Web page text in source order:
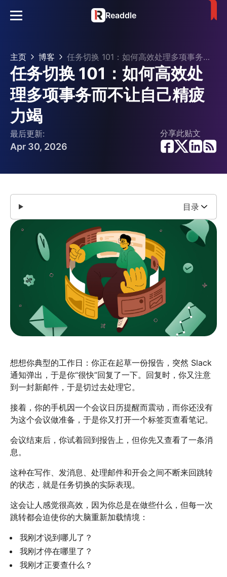
Readdle
主页 博客 任务切换 101：如何高效处理多项事务而不让自己精疲力竭
任务切换 101：如何高效处
理多项事务而不让自己精疲
力竭
最后更新:
Apr 30, 2026
分享此贴文
目录
想想你典型的工作日：你正在起草一份报告，突然 Slack
通知弹出，于是你“很快”回复了一下。回复时，你又注意
到一封新邮件，于是切过去处理它。
接着，你的手机因一个会议日历提醒而震动，而你还没有
为这个会议做准备，于是你又打开一个标签页查看笔记。
会议结束后，你试着回到报告上，但你先又查看了一条消
息。
这种在写作、发消息、处理邮件和开会之间不断来回跳转
的状态，就是任务切换的实际表现。
这会让人感觉很高效，因为你总是在做些什么，但每一次
跳转都会迫使你的大脑重新加载情境：
我刚才说到哪儿了？
我刚才停在哪里了？
我刚才正要查什么？